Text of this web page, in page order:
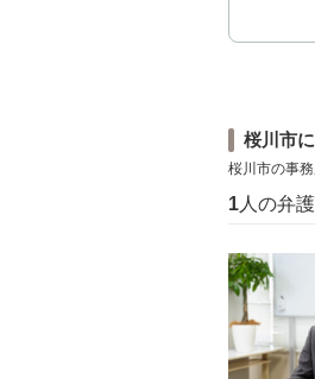
桜川市
桜川市の事
1 人の弁